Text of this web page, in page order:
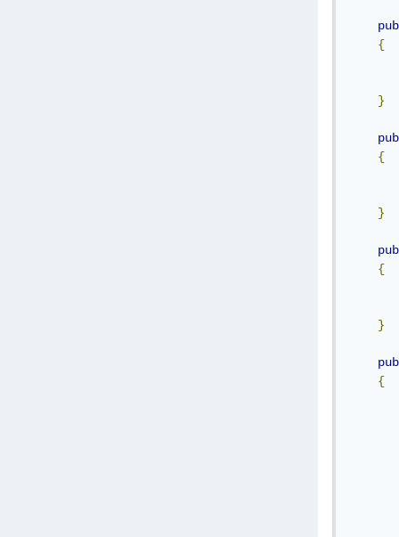
{
}
{
}
{
}
{